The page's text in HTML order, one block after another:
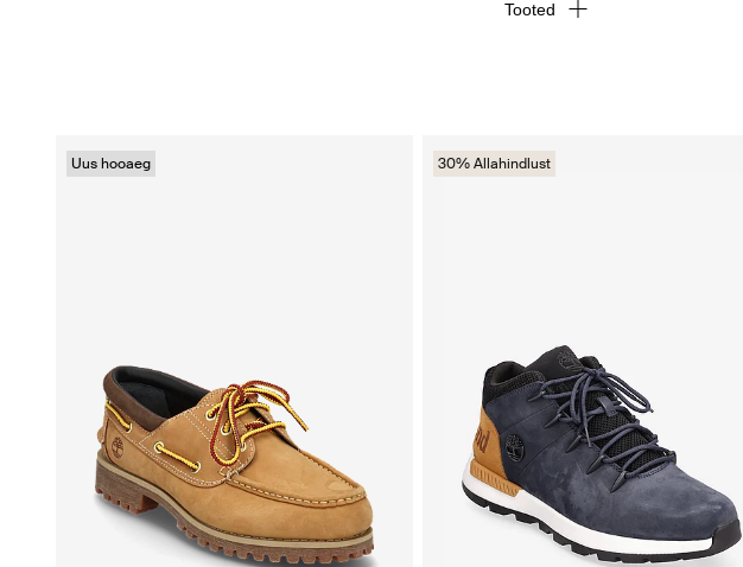
Uus hooaeg 30% Allahindlust
Tooted